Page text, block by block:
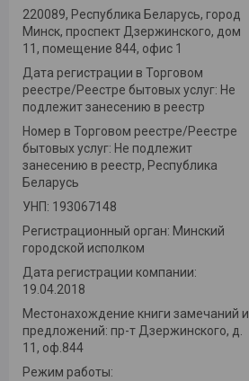
220089, Республика Беларусь, город
Минск, проспект Дзержинского, дом
11, помещение 844, офис 1
Дата регистрации в Торговом
реестре/Реестре бытовых услуг: Не
подлежит занесению в реестр
Номер в Торговом реестре/Реестре
бытовых услуг: Не подлежит
занесению в реестр, Республика
Беларусь
УНП: 193067148
Регистрационный орган: Минский
городской исполком
Дата регистрации компании:
19.04.2018
Местонахождение книги замечаний и
предложений: пр-т Дзержинского, д.
11, оф.844
Режим работы: